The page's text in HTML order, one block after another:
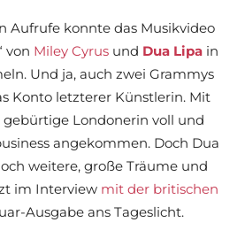
Aufrufe konnte das Musikvideo
von Miley Cyrus und Dua Lipa in
Und ja, auch zwei Grammys
Konto letzterer Künstlerin. Mit
gebürtige Londonerin voll und
angekommen. Doch Dua
weitere, große Träume und
im Interview mit der britischen
Ausgabe ans Tageslicht.